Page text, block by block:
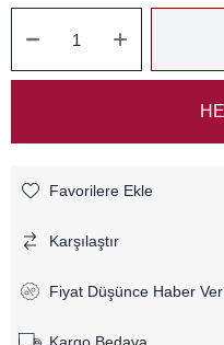
Favorilere Ekle
Karşılaştır
Fiyat Düşünce Haber Ver